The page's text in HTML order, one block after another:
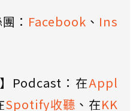
： Facebook 、 Ins
Podcast：在Appl
Spotify收聽 、在KK